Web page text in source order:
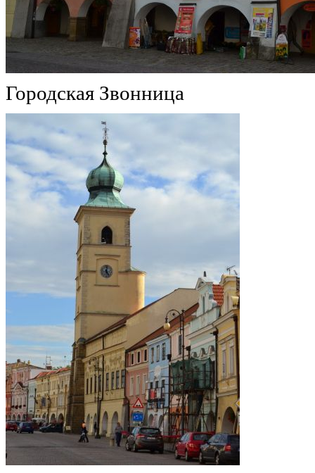
Городская Звонница